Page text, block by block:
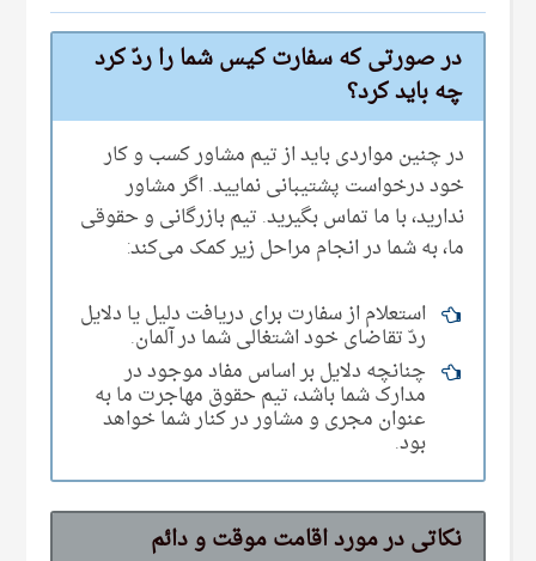
در صورتی‌ که سفارت کیس شما را ردّ کرد
چه باید کرد؟
در چنین مواردی باید از تیم مشاور کسب و کار
خود درخواست پشتیبانی‌ نمایید. اگر مشاور
ندارید، با ما تماس بگیرید. تیم‌ بازرگانی و حقوقی
ما، به شما در انجام مراحل زیر کمک می‌‌کند:
استعلام از سفارت برای دریافت دلیل یا دلایل
ردّ تقاضای خود اشتغالی شما در آلمان.
چنانچه دلایل بر اساس مفاد موجود در
مدارک شما باشد، تیم‌ حقوق مهاجرت ما به
عنوان مجری و مشاور در کنار شما خواهد
بود.
نکاتی در مورد اقامت موقت و دائم